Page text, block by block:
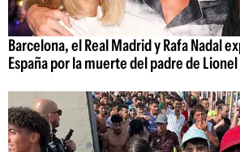
Barcelona, el Real Madrid y Rafa Nadal
España por la muerte del padre de